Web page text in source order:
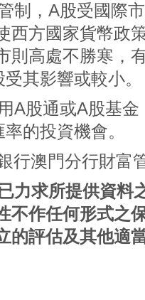
制，A股受國際
西方國家貨幣政
則高處不勝寒，
其影響或較小。
A股通或A股基
的投資機會。
行澳門分行財富
力求所提供資料
不作任何形式之
的評估及其他適